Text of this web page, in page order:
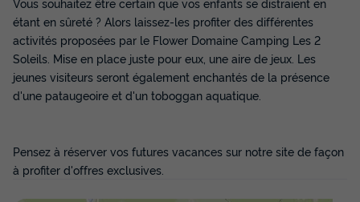
CHALET 2 personnes - Ciela Family - 1
chambre
24m² 2 1 1
étant en sûreté ? Alors laissez-les profiter des différentes
activités proposées par le Flower Domaine Camping Les 2
Soleils. Mise en place juste pour eux, une aire de jeux. Les
jeunes visiteurs seront également enchantés de la présence
d'une pataugeoire et d'un toboggan aquatique.
Pensez à réserver vos futures vacances sur notre site de façon
à profiter d'offres exclusives.